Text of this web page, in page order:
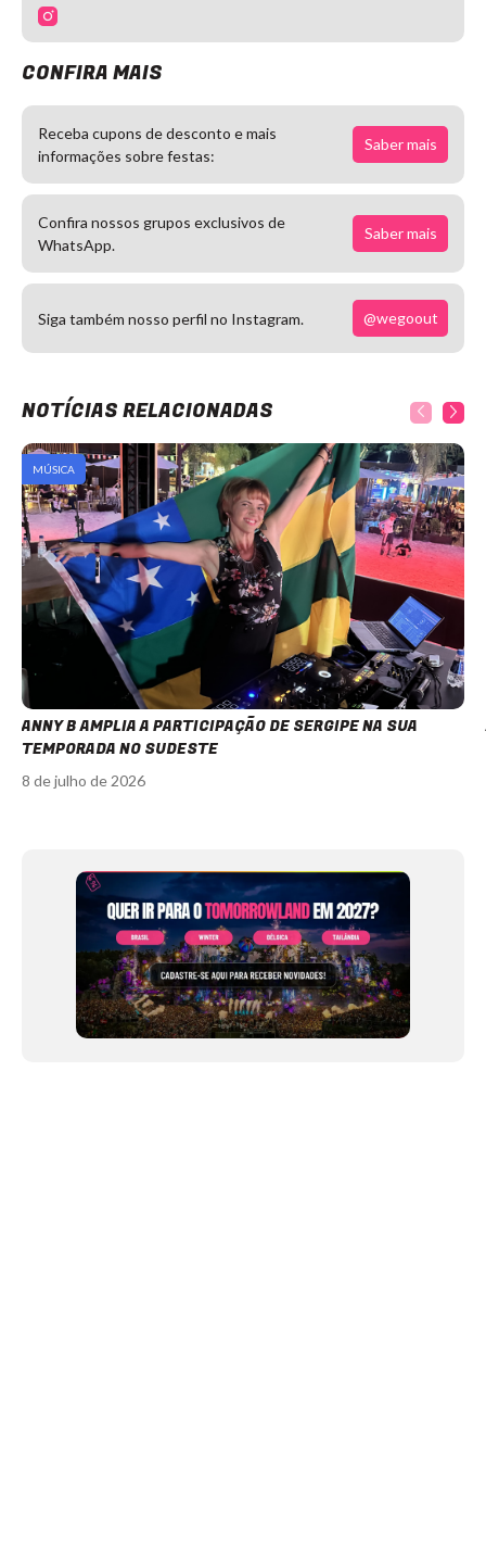
CONFIRA MAIS
Receba cupons de desconto e mais
informações sobre festas:
Saber mais
Confira nossos grupos exclusivos de
WhatsApp.
Saber mais
Siga também nosso perfil no Instagram. @wegoout
NOTÍCIAS RELACIONADAS
MÚSICA
ANNY B AMPLIA A PARTICIPAÇÃO DE SERGIPE NA SUA
TEMPORADA NO SUDESTE
8 de julho de 2026